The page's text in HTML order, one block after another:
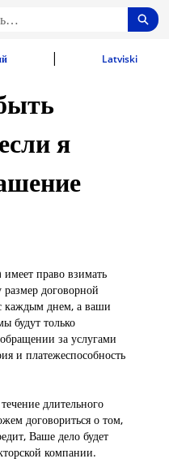
| Latviski
я
право взимать
договорной
каждым днем, а ваши
будут только
за услугами
и платежеспособность
длительного
договориться о том,
Ваше дело будет
компании.